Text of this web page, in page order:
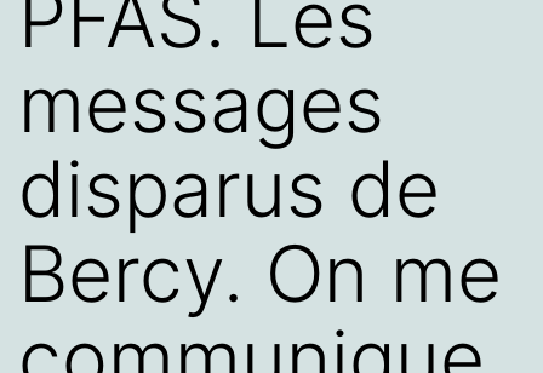
messages
disparus de
Bercy. On me